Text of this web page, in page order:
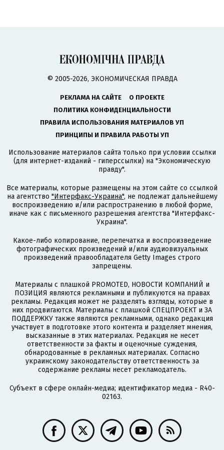
© 2005-2026, ЭКОНОМИЧЕСКАЯ ПРАВДА
РЕКЛАМА НА САЙТЕ
О ПРОЕКТЕ
ПОЛИТИКА КОНФИДЕНЦИАЛЬНОСТИ
ПРАВИЛА ИСПОЛЬЗОВАНИЯ МАТЕРИАЛОВ УП
ПРИНЦИПЫ И ПРАВИЛА РАБОТЫ УП
Использование материалов сайта только при условии ссылки
(для интернет-изданий - гиперссылки) на "Экономическую
правду".
Все материалы, которые размещены на этом сайте со ссылкой
на агентство "Интерфакс-Украина", не подлежат дальнейшему
воспроизведению и/или распространению в любой форме,
иначе как с письменного разрешения агентства "Интерфакс-
Украина".
Какое-либо копирование, перепечатка и воспроизведение
фотографических произведений и/или аудиовизуальных
произведений правообладателя Getty Images строго
запрещены.
Материалы с плашкой PROMOTED, НОВОСТИ КОМПАНИЙ и
ПОЗИЦИЯ являются рекламными и публикуются на правах
рекламы. Редакция может не разделять взгляды, которые в
них продвигаются. Материалы с плашкой СПЕЦПРОЕКТ и ЗА
ПОДДЕРЖКУ также являются рекламными, однако редакция
участвует в подготовке этого контента и разделяет мнения,
высказанные в этих материалах. Редакция не несет
ответственности за факты и оценочные суждения,
обнародованные в рекламных материалах. Согласно
украинскому законодательству ответственность за
содержание рекламы несет рекламодатель.
Субъект в сфере онлайн-медиа; идентификатор медиа - R40-
02163.